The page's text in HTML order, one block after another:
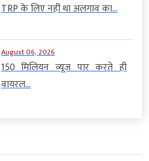
TRP के लिए नहीं था अलगाव का...
August 06, 2026
150 मिलियन व्यूज पार करते ही
वायरल...